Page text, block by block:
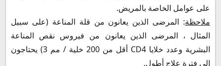
على عوامل الخاصة بالمريض.
ملاحظة: المرضى الذين يعانون من قلة المناعة (على سبيل
المثال ، المرضى الذين يعانون من فيروس نقص المناعة
البشرية وعدد خلايا CD4 أقل من 200 خلية / مم 3) يحتاجون
إلى فترة علاج أطول.